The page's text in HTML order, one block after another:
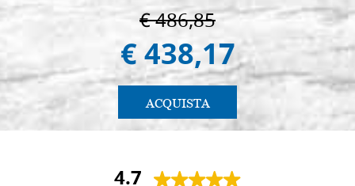
Raphael serie 8404, pennello
tondo pelo martora n. 6
Giacenza: 7 - COD.
P0081RA
€ 59,00 ACQUISTA
€ 486,85
€ 438,17
ACQUISTA
4.7